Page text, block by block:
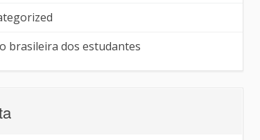
brasileira dos estudantes